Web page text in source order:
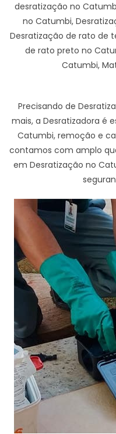
desratização no
no Catumbi,
Desratização de rato de
de rato preto no
Catumbi,
Precisando de
mais, a Desratizadora é
Catumbi, remoção e
contamos com amplo
em Desratização no